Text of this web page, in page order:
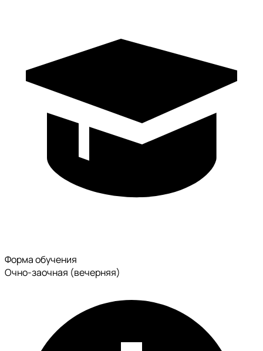
Форма обучения
Очно-заочная (вечерняя)